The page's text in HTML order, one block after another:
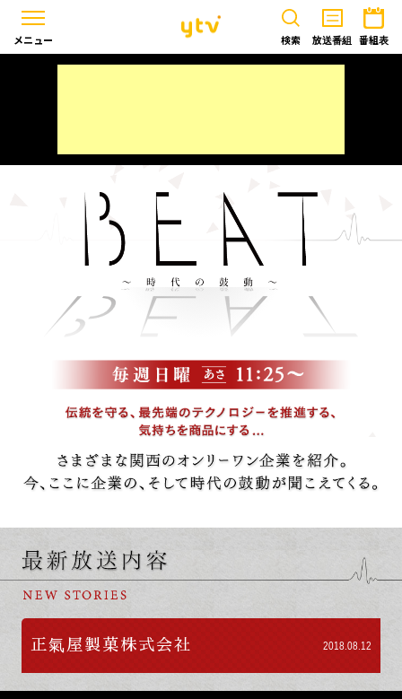
検索 放送番組 番組表
メニュー
正氣屋製菓株式会社 2018.08.12